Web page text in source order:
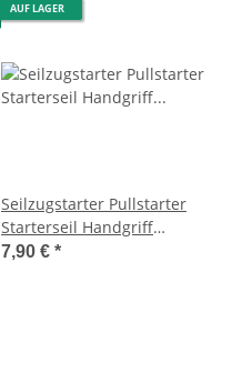
AUF LAGER
Seilzugstarter Pullstarter
Starterseil Handgriff
Startergriff Ersatzseil
7,90 € *